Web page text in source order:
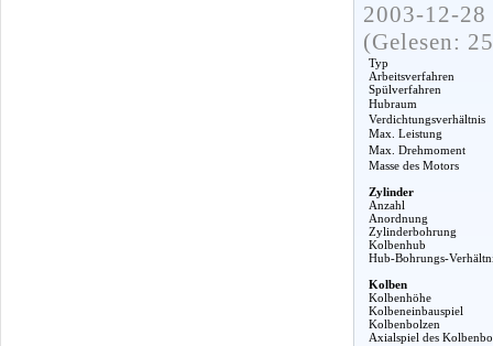
2003-12-
(Gelesen:
Typ
Arbeitsverfahren
Spülverfahren
Hubraum
Verdichtungsverhältnis
Max. Leistung
Max. Drehmoment
Masse des Motors
Zylinder
Anzahl
Anordnung
Zylinderbohrung
Kolbenhub
Hub-Bohrungs-
Kolben
Kolbenhöhe
Kolbeneinbauspiel
Kolbenbolzen
Axialspiel des